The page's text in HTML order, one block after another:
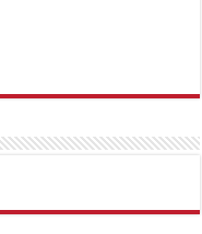
TipobetMatadorbetMariobet